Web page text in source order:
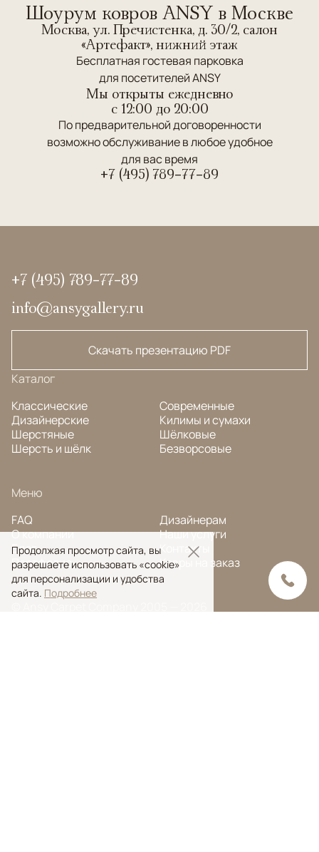
Шоурум ковров ANSY в Москве
Москва, ул. Пречистенка, д. 30/2, салон
«Артефакт», нижний этаж
Бесплатная гостевая парковка
для посетителей ANSY
Мы открыты ежедневно
c 12:00 до 20:00
По предварительной договоренности
возможно обслуживание в любое удобное
для вас время
+7 (495) 789-77-89
+7 (495) 789-77-89
info@ansygallery.ru
Скачать презентацию PDF
Каталог
Классические
Дизайнерские
Шерстяные
Шерсть и шёлк
Современные
Килимы и сумахи
Шёлковые
Безворсовые
Меню
FAQ
О компании
Блог
Портфолио
Дизайнерам
Наши услуги
Контакты
Ковры на заказ
Продолжая просмотр сайта, вы
разрешаете использовать «cookie»
для персонализации и удобства
сайта. Подробнее